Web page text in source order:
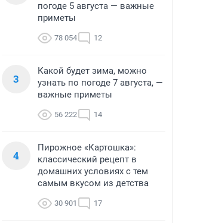
погоде 5 августа — важные
приметы
78 054 12
3
Какой будет зима, можно
узнать по погоде 7 августа, —
важные приметы
56 222 14
4
Пирожное «Картошка»:
классический рецепт в
домашних условиях с тем
самым вкусом из детства
30 901 17